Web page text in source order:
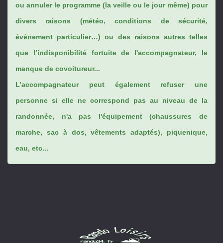
ou annuler le programme (la veille ou le jour même) pour
divers raisons (météo, conditions de sécurité,
évènement particulier…) ou des raisons autres telles
que l’indisponibilité fortuite de l'accompagnateur, le
manque de covoitureur...
L’accompagnateur peut également refuser une
personne si elle ne correspond pas au niveau de la
randonnée, n'a pas l'équipement (chaussures de
marche, sac à dos, vêtements adaptés), piquenique,
eau, etc...